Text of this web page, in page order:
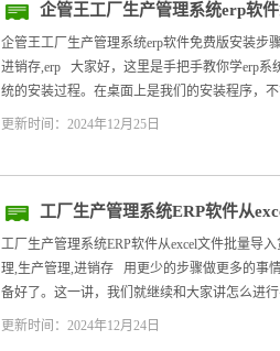
企管王工厂生产管理系统erp软
企管王工厂生产管理系统erp软件免费版安装步
进销存,erp 大家好，这里是手把手教你学erp系
统的安装过程。在桌面上是我们的安装程序，
更新时间：2024年12月25日
工厂生产管理系统ERP软件从
作步骤
工厂生产管理系统ERP软件从excel文件批量导
理,生产管理,进销存 用更少的步骤做更多的事
备好了。这一讲，我们就继续和大家讲怎么进
更新时间：2024年12月24日